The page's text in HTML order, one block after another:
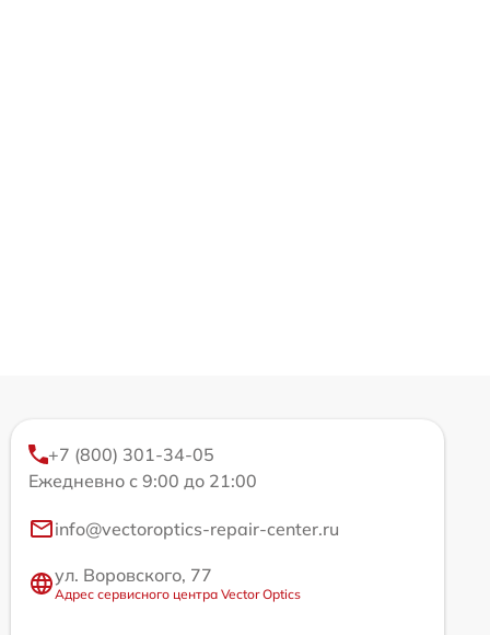
+7 (800) 301-34-05
Ежедневно с 9:00 до 21:00
info@vectoroptics-repair-center.ru
ул. Воровского, 77
Адрес сервисного центра Vector Optics